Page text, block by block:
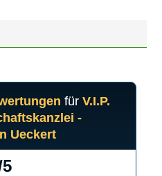
fürV.I.P.
-
Ueckert
5